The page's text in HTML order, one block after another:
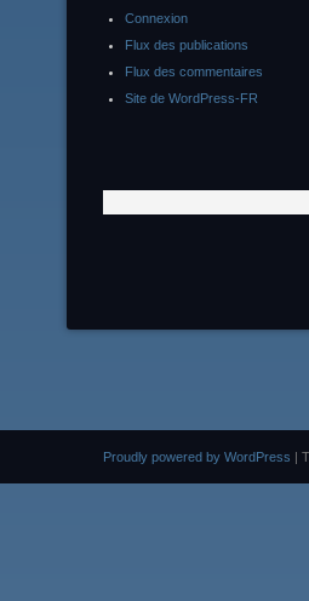
Connexion
Flux des publications
Flux des commentaires
Site de WordPress-FR
Proudly powered by WordPress |